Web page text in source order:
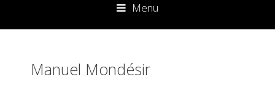
Menu
Manuel Mondésir